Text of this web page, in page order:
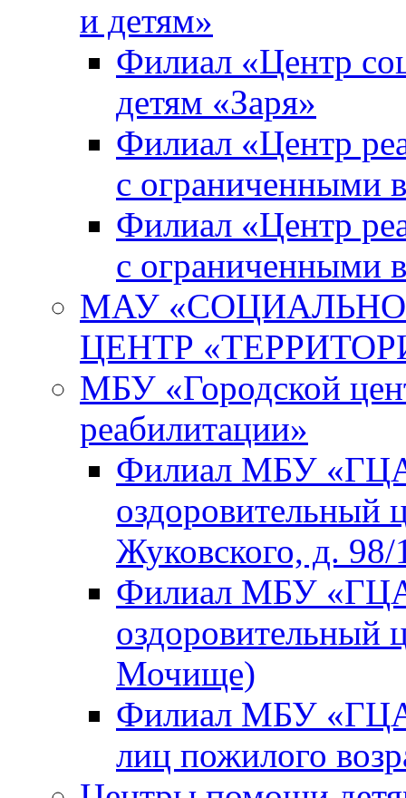
и детям»
Филиал «Центр
детям «Заря»
Филиал «Центр
с ограниченными
Филиал «Центр
с ограниченными
МАУ
ЦЕНТР
МБУ «Городской
реабилитации»
Филиал МБУ
оздоровительный
Жуковского, д. 98/
Филиал МБУ
оздоровительный
Мочище)
Филиал МБУ
лиц пожилого